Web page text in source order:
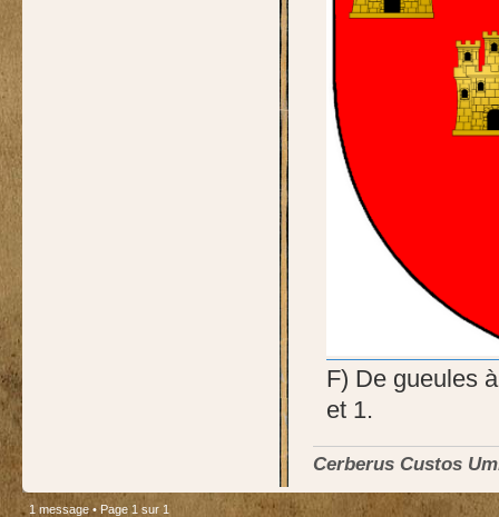
F) De gueules
et 1.
Cerberus Custos
1 message • Page 1 sur 1